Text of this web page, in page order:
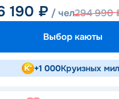
190 ₽ / чел294 990
Выбор каюты
+1 000Круизных